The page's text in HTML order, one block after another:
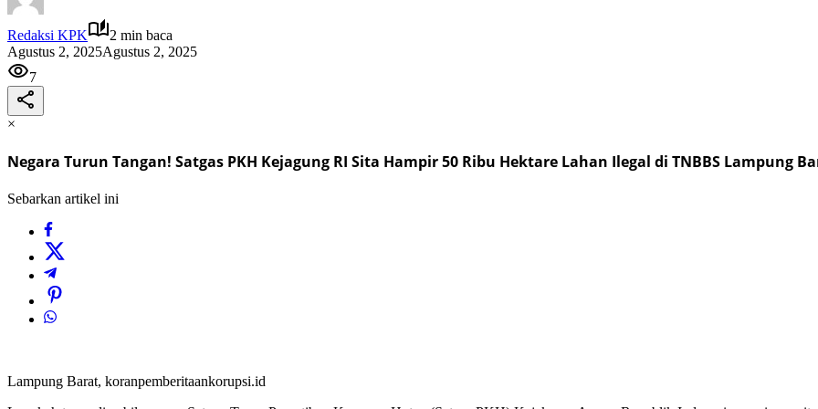
Redaksi KPK
2 min baca
Agustus 2, 2025Agustus 2, 2025
7
×
Negara Turun Tangan! Satgas PKH Kejagung RI Sita Hampir 50 Ribu Hektare Lahan Ilegal di TNBBS Lampung
Sebarkan artikel ini
Lampung Barat, koranpemberitaankorupsi.id